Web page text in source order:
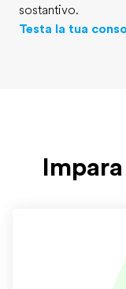
sostantivo.
Testa la tua